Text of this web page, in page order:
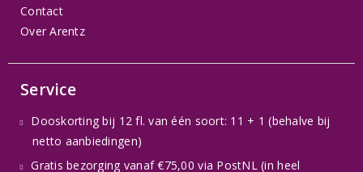
Contact
Over Arentz
Service
Dooskorting bij 12 fl. van één soort: 11 + 1 (behalve bij
netto aanbiedingen)
Gratis bezorging vanaf €75,00 via PostNL (in heel